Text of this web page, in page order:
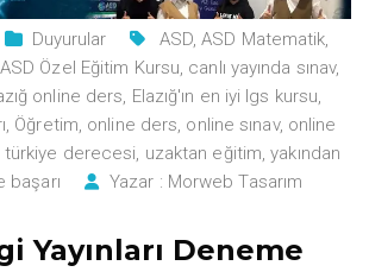
Duyurular ASD,ASD Matematik,
ASD Özel Eğitim Kursu, canlı yayında sınav,
online ders, Elazığ'ın en iyi lgs kursu,
, Öğretim, online ders, online sınav, online
türkiye derecesi, uzaktan eğitim,yakından
başarı Yazar : Morweb Tasarım
Yayınları Deneme